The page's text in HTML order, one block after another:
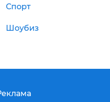
Спорт
Шоубиз